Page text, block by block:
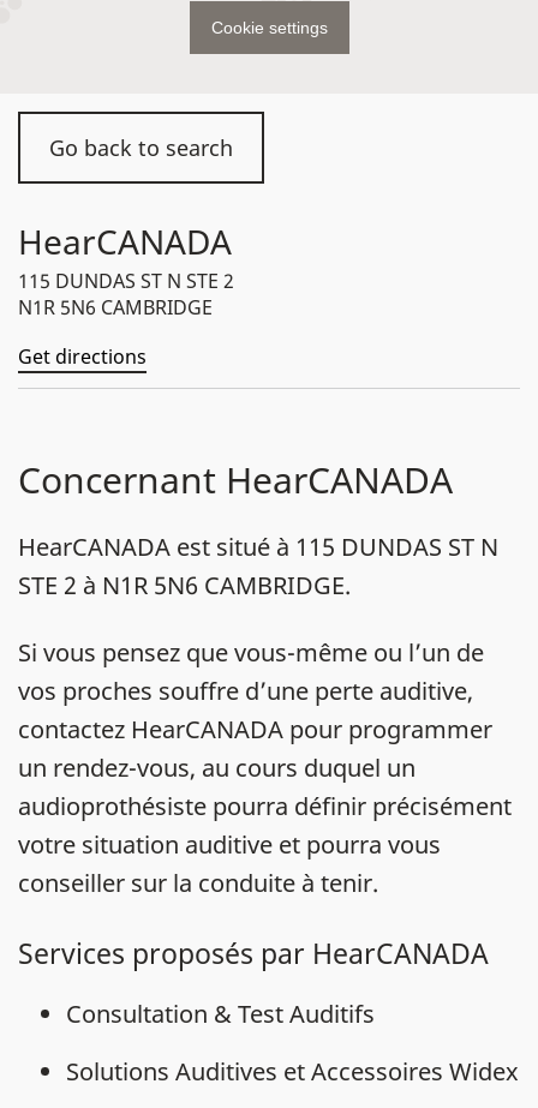
Go back to search
HearCANADA
115 DUNDAS ST N STE 2
N1R 5N6 CAMBRIDGE
Get directions
Concernant HearCANADA
HearCANADA est situé à 115 DUNDAS ST N
STE 2 à N1R 5N6 CAMBRIDGE.
Si vous pensez que vous-même ou l’un de
vos proches souffre d’une perte auditive,
contactez HearCANADA pour programmer
un rendez-vous, au cours duquel un
audioprothésiste pourra définir précisément
votre situation auditive et pourra vous
conseiller sur la conduite à tenir.
Services proposés par HearCANADA
Consultation & Test Auditifs
Solutions Auditives et Accessoires Widex
Cookie settings